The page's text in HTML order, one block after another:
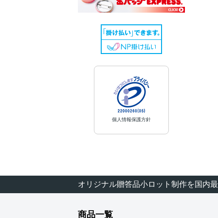
個人情報保護方針
オリジナル贈答品小ロット制作を国内
商品一覧